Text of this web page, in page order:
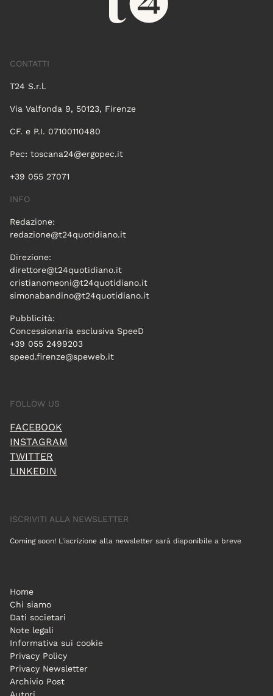
CONTATTI
T24 S.r.l.
Via Valfonda 9, 50123, Firenze
CF. e P.I. 07100110480
Pec: toscana24@ergopec.it
+39 055 27071
INFO
Redazione:
redazione@t24quotidiano.it
Direzione:
direttore@t24quotidiano.it
cristianomeoni@t24quotidiano.it
simonabandino@t24quotidiano.it
Pubblicità:
Concessionaria esclusiva SpeeD
+39 055 2499203
speed.firenze@speweb.it
FOLLOW US
FACEBOOK
INSTAGRAM
TWITTER
LINKEDIN
ISCRIVITI ALLA NEWSLETTER
Coming soon! L'iscrizione alla newsletter sarà disponibile a breve
Home
Chi siamo
Dati societari
Note legali
Informativa sui cookie
Privacy Policy
Privacy Newsletter
Archivio Post